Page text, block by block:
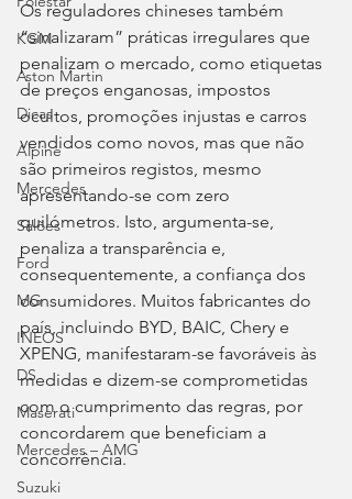
KGM
Aston Martin
Dicas
Alpine
Mercedes
Salões
Ford
MG
INEOS
DS
Maserati
Mercedes – AMG
Suzuki
Os reguladores chineses também
“sinalizaram” práticas irregulares que
penalizam o mercado, como etiquetas
de preços enganosas, impostos
ocultos, promoções injustas e carros
vendidos como novos, mas que não
são primeiros registos, mesmo
apresentando-se com zero
quilómetros. Isto, argumenta-se,
penaliza a transparência e,
consequentemente, a confiança dos
consumidores. Muitos fabricantes do
país, incluindo BYD, BAIC, Chery e
XPENG, manifestaram-se favoráveis às
medidas e dizem-se comprometidas
com o cumprimento das regras, por
concordarem que beneficiam a
concorrência.